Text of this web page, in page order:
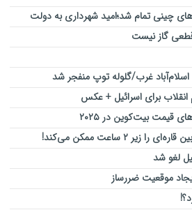
چینی تمام شد؛امید شهرداری به دولت
گاز نیست
غرب/گلوله توپ منفجر شد
برای اسرائیل + عکس
قیمت بیت‌کوین در ۲۰۲۵
۲ ساعت ممکن می‌کند!
لغو شد
موقعیت ضررساز